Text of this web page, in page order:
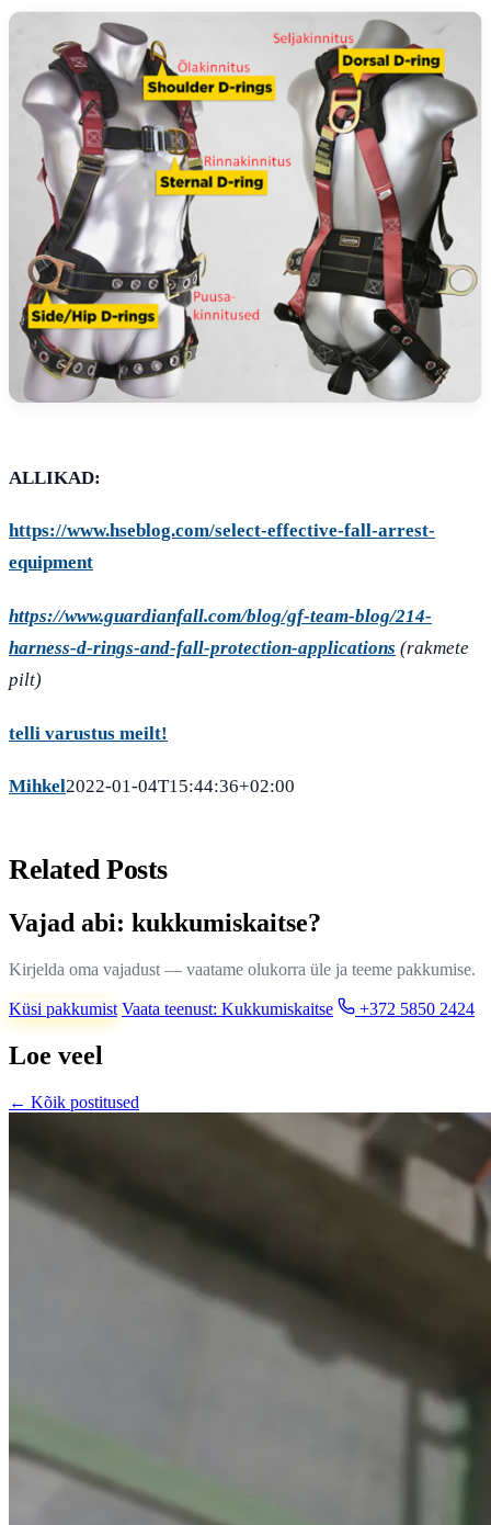
ALLIKAD:
https://www.hseblog.com/select-effective-fall-arrest-
equipment
https://www.guardianfall.com/blog/gf-team-blog/214-
harness-d-rings-and-fall-protection-applications (rakmete
pilt)
telli varustus meilt!
Mihkel2022-01-04T15:44:36+02:00
Related Posts
Vajad abi: kukkumiskaitse?
Kirjelda oma vajadust — vaatame olukorra üle ja teeme pakkumise.
Küsi pakkumist Vaata teenust: Kukkumiskaitse +372 5850 2424
Loe veel
← Kõik postitused